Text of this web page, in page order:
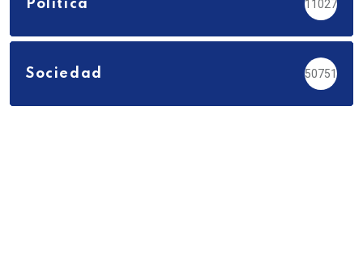
Política 11027
Sociedad 50751